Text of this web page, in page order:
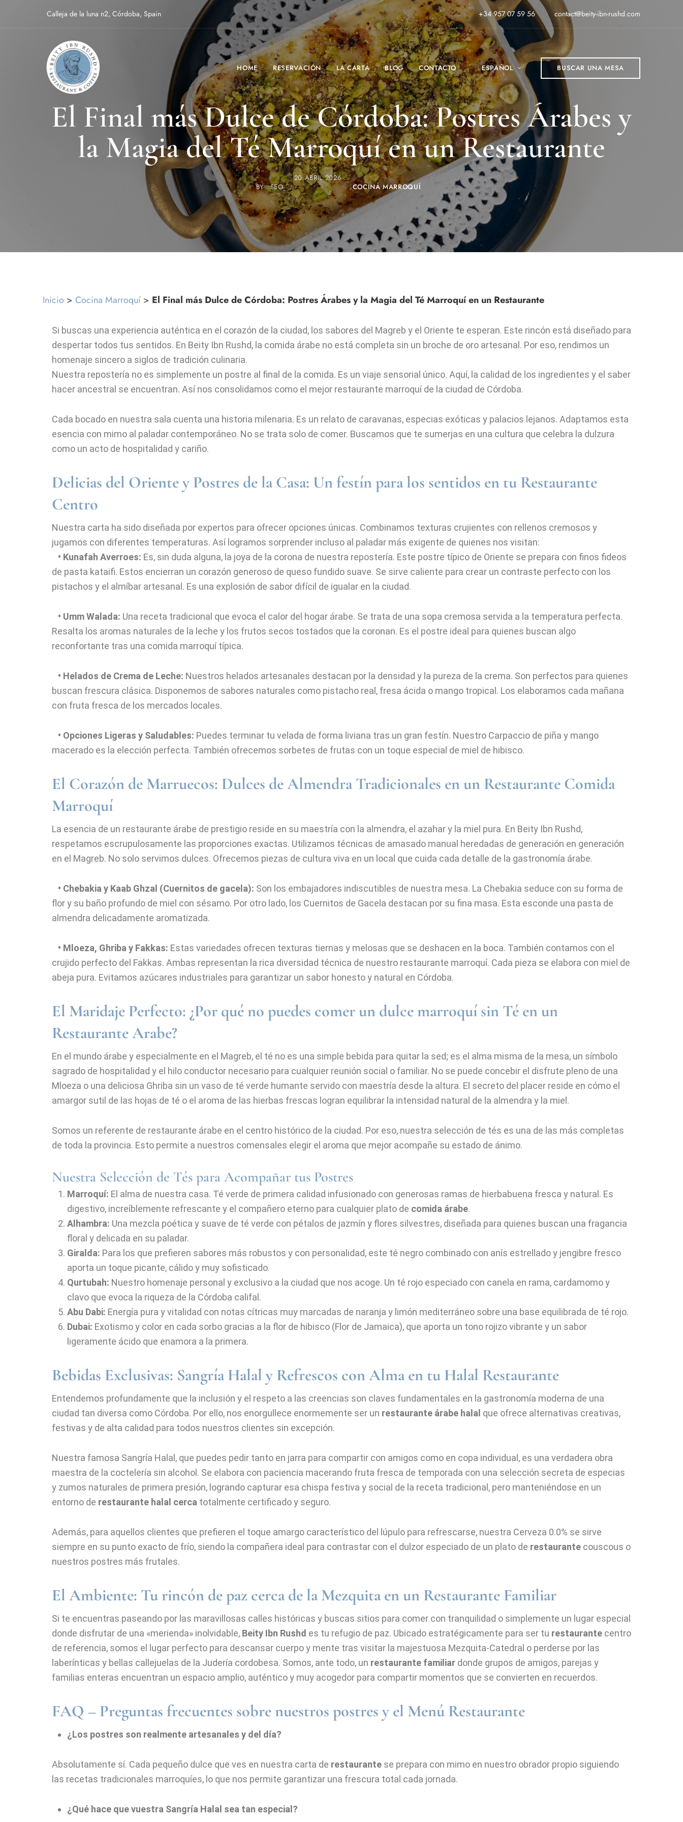
Calleja de la luna n2, Córdoba, Spain +34 957 07 59 56 contact@beity-ibn-rushd.com
HOME RESERVACIÓN LA CARTA BLOG CONTACTO ESPAÑOL BUSCAR UNA MESA
El Final más Dulce de Córdoba: Postres Árabes y
la Magia del Té Marroquí en un Restaurante
BY SEO
20 ABRIL 2026
COCINA MARROQUÍ
Inicio > Cocina Marroquí > El Final más Dulce de Córdoba: Postres Árabes y la Magia del Té Marroquí en un Restaurante
Si buscas una experiencia auténtica en el corazón de la ciudad, los sabores del Magreb y el Oriente te esperan. Este rincón está diseñado para
despertar todos tus sentidos. En Beity Ibn Rushd, la comida árabe no está completa sin un broche de oro artesanal. Por eso, rendimos un
homenaje sincero a siglos de tradición culinaria.
Nuestra repostería no es simplemente un postre al final de la comida. Es un viaje sensorial único. Aquí, la calidad de los ingredientes y el saber
hacer ancestral se encuentran. Así nos consolidamos como el mejor restaurante marroquí de la ciudad de Córdoba.
Cada bocado en nuestra sala cuenta una historia milenaria. Es un relato de caravanas, especias exóticas y palacios lejanos. Adaptamos esta
esencia con mimo al paladar contemporáneo. No se trata solo de comer. Buscamos que te sumerjas en una cultura que celebra la dulzura
como un acto de hospitalidad y cariño.
Delicias del Oriente y Postres de la Casa: Un festín para los sentidos en tu Restaurante
Centro
Nuestra carta ha sido diseñada por expertos para ofrecer opciones únicas. Combinamos texturas crujientes con rellenos cremosos y
jugamos con diferentes temperaturas. Así logramos sorprender incluso al paladar más exigente de quienes nos visitan:
• Kunafah Averroes: Es, sin duda alguna, la joya de la corona de nuestra repostería. Este postre típico de Oriente se prepara con finos fideos
de pasta kataifi. Estos encierran un corazón generoso de queso fundido suave. Se sirve caliente para crear un contraste perfecto con los
pistachos y el almíbar artesanal. Es una explosión de sabor difícil de igualar en la ciudad.
• Umm Walada: Una receta tradicional que evoca el calor del hogar árabe. Se trata de una sopa cremosa servida a la temperatura perfecta.
Resalta los aromas naturales de la leche y los frutos secos tostados que la coronan. Es el postre ideal para quienes buscan algo
reconfortante tras una comida marroquí típica.
• Helados de Crema de Leche: Nuestros helados artesanales destacan por la densidad y la pureza de la crema. Son perfectos para quienes
buscan frescura clásica. Disponemos de sabores naturales como pistacho real, fresa ácida o mango tropical. Los elaboramos cada mañana
con fruta fresca de los mercados locales.
• Opciones Ligeras y Saludables: Puedes terminar tu velada de forma liviana tras un gran festín. Nuestro Carpaccio de piña y mango
macerado es la elección perfecta. También ofrecemos sorbetes de frutas con un toque especial de miel de hibisco.
El Corazón de Marruecos: Dulces de Almendra Tradicionales en un Restaurante Comida
Marroquí
La esencia de un restaurante árabe de prestigio reside en su maestría con la almendra, el azahar y la miel pura. En Beity Ibn Rushd,
respetamos escrupulosamente las proporciones exactas. Utilizamos técnicas de amasado manual heredadas de generación en generación
en el Magreb. No solo servimos dulces. Ofrecemos piezas de cultura viva en un local que cuida cada detalle de la gastronomía árabe.
• Chebakia y Kaab Ghzal (Cuernitos de gacela): Son los embajadores indiscutibles de nuestra mesa. La Chebakia seduce con su forma de
flor y su baño profundo de miel con sésamo. Por otro lado, los Cuernitos de Gacela destacan por su fina masa. Esta esconde una pasta de
almendra delicadamente aromatizada.
• Mloeza, Ghriba y Fakkas: Estas variedades ofrecen texturas tiernas y melosas que se deshacen en la boca. También contamos con el
crujido perfecto del Fakkas. Ambas representan la rica diversidad técnica de nuestro restaurante marroquí. Cada pieza se elabora con miel de
abeja pura. Evitamos azúcares industriales para garantizar un sabor honesto y natural en Córdoba.
El Maridaje Perfecto: ¿Por qué no puedes comer un dulce marroquí sin Té en un
Restaurante Arabe?
En el mundo árabe y especialmente en el Magreb, el té no es una simple bebida para quitar la sed; es el alma misma de la mesa, un símbolo
sagrado de hospitalidad y el hilo conductor necesario para cualquier reunión social o familiar. No se puede concebir el disfrute pleno de una
Mloeza o una deliciosa Ghriba sin un vaso de té verde humante servido con maestría desde la altura. El secreto del placer reside en cómo el
amargor sutil de las hojas de té o el aroma de las hierbas frescas logran equilibrar la intensidad natural de la almendra y la miel.
Somos un referente de restaurante árabe en el centro histórico de la ciudad. Por eso, nuestra selección de tés es una de las más completas
de toda la provincia. Esto permite a nuestros comensales elegir el aroma que mejor acompañe su estado de ánimo.
Nuestra Selección de Tés para Acompañar tus Postres
Marroquí: El alma de nuestra casa. Té verde de primera calidad infusionado con generosas ramas de hierbabuena fresca y natural. Es
digestivo, increíblemente refrescante y el compañero eterno para cualquier plato de comida árabe.
Alhambra: Una mezcla poética y suave de té verde con pétalos de jazmín y flores silvestres, diseñada para quienes buscan una fragancia
floral y delicada en su paladar.
Giralda: Para los que prefieren sabores más robustos y con personalidad, este té negro combinado con anís estrellado y jengibre fresco
aporta un toque picante, cálido y muy sofisticado.
Qurtubah: Nuestro homenaje personal y exclusivo a la ciudad que nos acoge. Un té rojo especiado con canela en rama, cardamomo y
clavo que evoca la riqueza de la Córdoba califal.
Abu Dabi: Energía pura y vitalidad con notas cítricas muy marcadas de naranja y limón mediterráneo sobre una base equilibrada de té rojo.
Dubai: Exotismo y color en cada sorbo gracias a la flor de hibisco (Flor de Jamaica), que aporta un tono rojizo vibrante y un sabor
ligeramente ácido que enamora a la primera.
Bebidas Exclusivas: Sangría Halal y Refrescos con Alma en tu Halal Restaurante
Entendemos profundamente que la inclusión y el respeto a las creencias son claves fundamentales en la gastronomía moderna de una
ciudad tan diversa como Córdoba. Por ello, nos enorgullece enormemente ser un restaurante árabe halal que ofrece alternativas creativas,
festivas y de alta calidad para todos nuestros clientes sin excepción.
Nuestra famosa Sangría Halal, que puedes pedir tanto en jarra para compartir con amigos como en copa individual, es una verdadera obra
maestra de la coctelería sin alcohol. Se elabora con paciencia macerando fruta fresca de temporada con una selección secreta de especias
y zumos naturales de primera presión, logrando capturar esa chispa festiva y social de la receta tradicional, pero manteniéndose en un
entorno de restaurante halal cerca totalmente certificado y seguro.
Además, para aquellos clientes que prefieren el toque amargo característico del lúpulo para refrescarse, nuestra Cerveza 0.0% se sirve
siempre en su punto exacto de frío, siendo la compañera ideal para contrastar con el dulzor especiado de un plato de restaurante couscous o
nuestros postres más frutales.
El Ambiente: Tu rincón de paz cerca de la Mezquita en un Restaurante Familiar
Si te encuentras paseando por las maravillosas calles históricas y buscas sitios para comer con tranquilidad o simplemente un lugar especial
donde disfrutar de una «merienda» inolvidable, Beity Ibn Rushd es tu refugio de paz. Ubicado estratégicamente para ser tu restaurante centro
de referencia, somos el lugar perfecto para descansar cuerpo y mente tras visitar la majestuosa Mezquita-Catedral o perderse por las
laberínticas y bellas callejuelas de la Judería cordobesa. Somos, ante todo, un restaurante familiar donde grupos de amigos, parejas y
familias enteras encuentran un espacio amplio, auténtico y muy acogedor para compartir momentos que se convierten en recuerdos.
FAQ – Preguntas frecuentes sobre nuestros postres y el Menú Restaurante
¿Los postres son realmente artesanales y del día?
Absolutamente sí. Cada pequeño dulce que ves en nuestra carta de restaurante se prepara con mimo en nuestro obrador propio siguiendo
las recetas tradicionales marroquíes, lo que nos permite garantizar una frescura total cada jornada.
¿Qué hace que vuestra Sangría Halal sea tan especial?